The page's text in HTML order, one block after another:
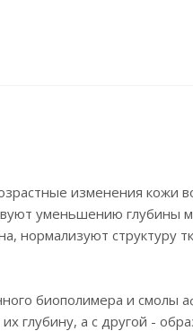
изменения кожи
уменьшению
нормализуют структуру
биополимера и смолы
глубину, а с другой -